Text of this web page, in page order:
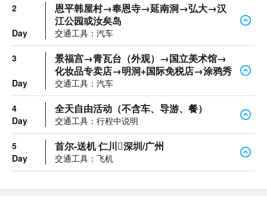
2
Day
恩平韩屋村→奉恩寺→延南洞→弘大→汉
江公园或汝矣岛
交通工具：汽车
3
Day
景福宫→青瓦台（外观）→国立美术馆→
化妆品专卖店→明洞+国际免税店→涂鸦秀
交通工具：汽车
4
Day
全天自由活动（不含车、导游、餐）
交通工具：行程中说明
5
Day
首尔-送机 仁川深圳/广州
交通工具：飞机